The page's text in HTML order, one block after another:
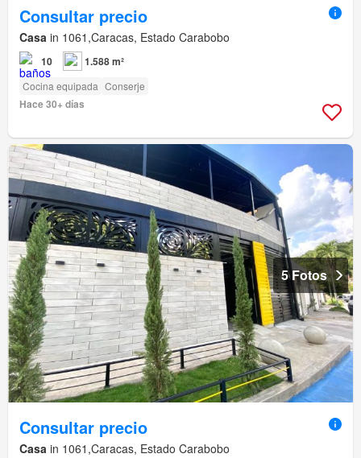
Consultar precio
Casa in 1061,Caracas, Estado Carabobo
10 1.588 m²
Cocina equipada Conserje
Hace 30+ días
5 Fotos
Consultar precio
Casa in 1061,Caracas, Estado Carabobo